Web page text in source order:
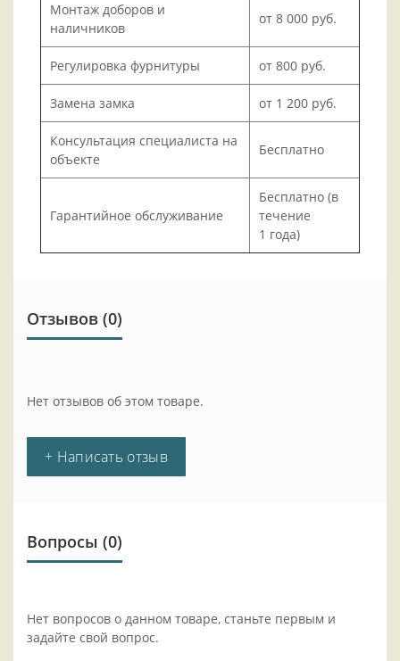
Монтаж доборов и
наличников
от 8 000 руб.
Регулировка фурнитуры от 800 руб.
Замена замка от 1 200 руб.
Консультация специалиста на
объекте
Бесплатно
Гарантийное обслуживание
Бесплатно (в
течение
1 года)
Отзывов (0)
Нет отзывов об этом товаре.
+ Написать отзыв
Вопросы (0)
Нет вопросов о данном товаре, станьте первым и
задайте свой вопрос.